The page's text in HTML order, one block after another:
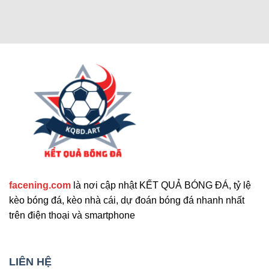
Ngoài các tính năng chính, trang web còn cung
cấp nhiều công cụ hỗ trợ khác. Những tính năng
mở rộng nổi bật mà bạn không nên bỏ qua. Chúng
facening.com là nơi cập nhật KẾT QUẢ BÓNG ĐÁ, tỷ lệ
kèo bóng đá, kèo nhà cái, dự đoán bóng đá nhanh nhất
trên điện thoại và smartphone
LIÊN HỆ